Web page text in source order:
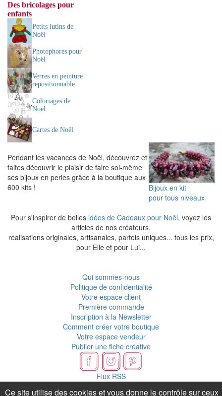
Des bricolages pour
enfants
Petits lutins de
Noël
Photophores pour
Noël
Verres en peinture
repositionnable
Coloriages de
Noël
Cartes de Noël
Pendant les vacances de Noël, découvrez et
faites découvrir le plaisir de faire soi-même
ses bijoux en perles grâce à la boutique aux
600 kits !
Bijoux en kit
pour tous niveaux
Pour s'inspirer de belles idées de Cadeaux pour Noël, voyez les
articles de nos créateurs,
réalisations originales, artisanales, parfois uniques... tous les prix,
pour Elle et pour Lui...
Qui sommes-nous
Politique de confidentialité
Votre espace client
Première commande
Inscription à la Newsletter
Comment créer votre boutique
Votre espace vendeur
Publier une fiche créative
Flux RSS
Ce site utilise des cookies et vous donne le contrôle sur ceux